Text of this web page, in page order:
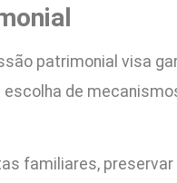
patrimonial visa
escolha de
familiares,